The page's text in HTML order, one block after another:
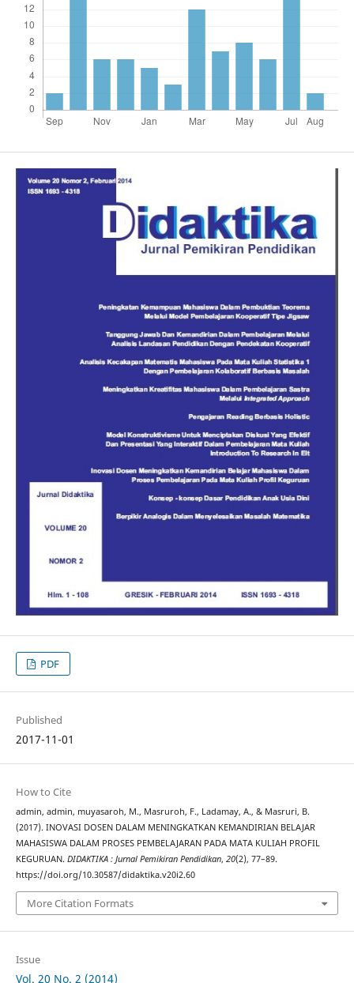
PDF
Published
2017-11-01
How to Cite
admin, admin, muyasaroh, M., Masruroh, F., Ladamay, A., & Masruri, B.
(2017). INOVASI DOSEN DALAM MENINGKATKAN KEMANDIRIAN BELAJAR
MAHASISWA DALAM PROSES PEMBELAJARAN PADA MATA KULIAH PROFIL
KEGURUAN. DIDAKTIKA : Jurnal Pemikiran Pendidikan, 20(2), 77–89.
https://doi.org/10.30587/didaktika.v20i2.60
More Citation Formats
Issue
Vol. 20 No. 2 (2014)